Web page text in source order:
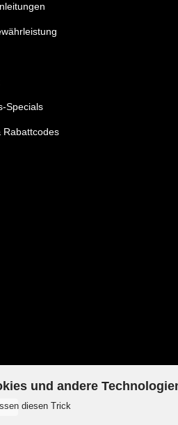
und andere
diesen Trick
Specials
Rabattcodes